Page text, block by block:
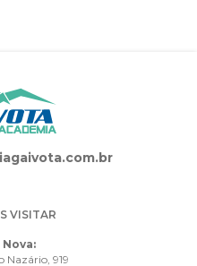
VISITAR
Nazário, 919